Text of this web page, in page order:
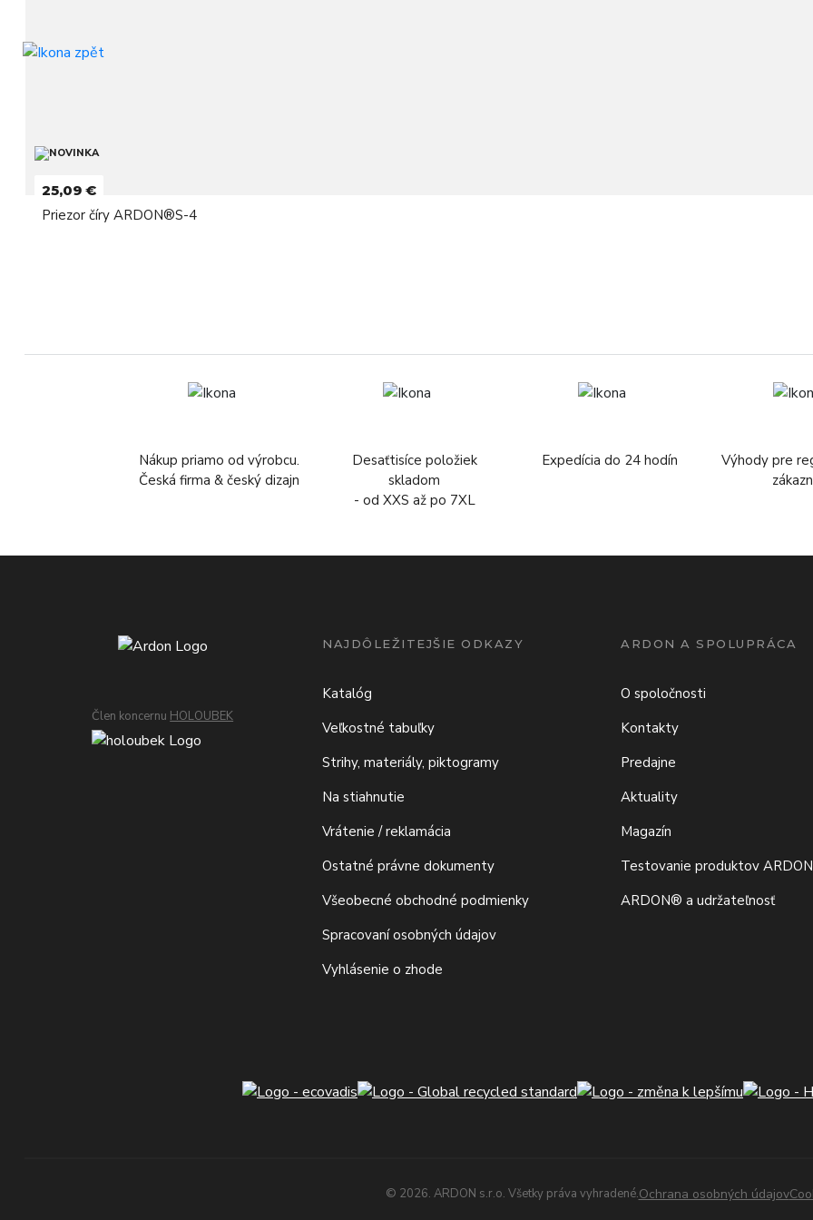
25,09 €
Priezor číry ARDON®S-4
Nákup priamo od výrobcu.
Česká firma & český dizajn
Desaťtisíce položiek
skladom
- od XXS až po 7XL
Expedícia do 24 hodín
Výhody pre
Člen koncernu HOLOUBEK
NAJDÔLEŽITEJŠIE ODKAZY
Katalóg
Veľkostné tabuľky
Strihy, materiály, piktogramy
Na stiahnutie
Vrátenie / reklamácia
Ostatné právne dokumenty
Všeobecné obchodné podmienky
Spracovaní osobných údajov
Vyhlásenie o zhode
ARDON A SPOLUPRÁCA
O spoločnosti
Kontakty
Predajne
Aktuality
Magazín
Testovanie produktov
ARDON® a udržateľnosť
© 2026. ARDON s.r.o. Všetky práva vyhradené.Ochrana osobných údajov